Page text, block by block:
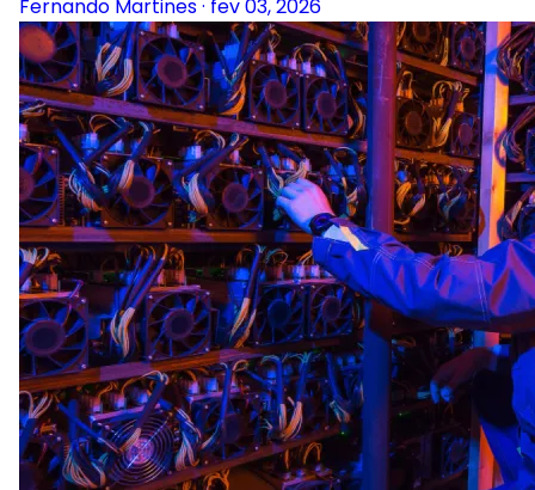
Fernando Martines· fev 03, 2026